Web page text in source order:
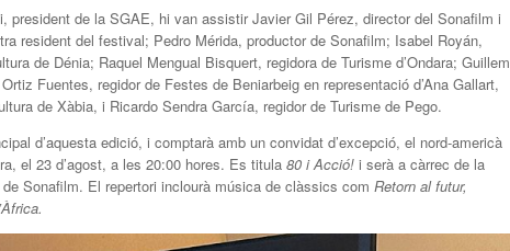
president de la SGAE, hi van assistir Javier Gil Pérez, director del Sonafilm i
resident del festival; Pedro Mérida, productor de Sonafilm; Isabel Royán,
de Dénia; Raquel Mengual Bisquert, regidora de Turisme d’Ondara; Guillem
Fuentes, regidor de Festes de Beniarbeig en representació d’Ana Gallart,
de Xàbia, i Ricardo Sendra García, regidor de Turisme de Pego.
d’aquesta edició, i comptarà amb un convidat d’excepció, el nord-americà
el 23 d’agost, a les 20:00 hores. Es titula 80 i Acció! i serà a càrrec de la
Sonafilm. El repertori inclourà música de clàssics com Retorn al futur,